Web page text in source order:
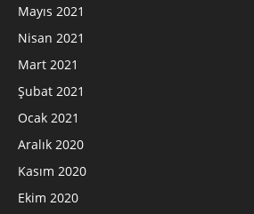
Mayıs 2021
Nisan 2021
Mart 2021
Şubat 2021
Ocak 2021
Aralık 2020
Kasım 2020
Ekim 2020